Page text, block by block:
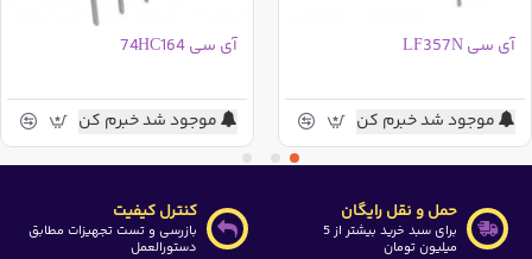
آی سی LF357N
موجود شد خبرم کن
آی سی 74HC164
موجود شد خبرم کن
حمل و نقل رایگان
برای سبد خرید بیشتر از 5
میلیون تومان
کنترل کیفیت
بازرسی و تست تجهیزات مطابق
دستورالعمل